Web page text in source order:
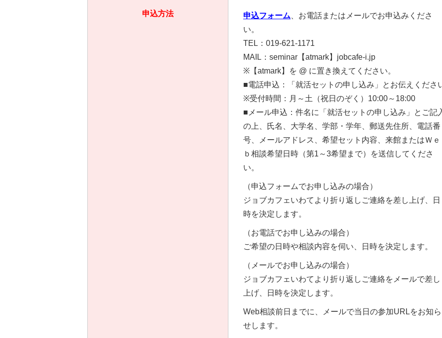
申込方法 申込フォーム 、お電話またはメールでお申込みくださ
い。
TEL：019-621-1171
MAIL：seminar【atmark】jobcafe-i.jp
※【atmark】を @ に置き換えてください。
■電話申込：「就活セットの申し込み」とお伝えくださ
※受付時間：月～土（祝日のぞく）10:00～18:00
■メール申込：件名に「就活セットの申し込み」とご記
の上、氏名、大学名、学部・学年、郵送先住所、電話番
号、メールアドレス、希望セット内容、来館またはＷｅ
ｂ相談希望日時（第1～3希望まで）を送信してくださ
い。
（申込フォームでお申し込みの場合）
ジョブカフェいわてより折り返しご連絡を差し上げ、日
時を決定します。
（お電話でお申し込みの場合）
ご希望の日時や相談内容を伺い、日時を決定します。
（メールでお申し込みの場合）
ジョブカフェいわてより折り返しご連絡をメールで差し
上げ、日時を決定します。
Web相談前日までに、メールで当日の参加URLをお知ら
せします。